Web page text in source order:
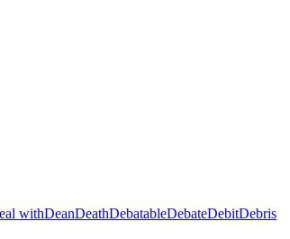
withDeanDeathDebatableDebateDebitDebris